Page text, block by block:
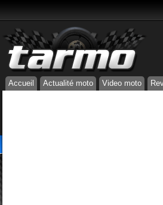
Accueil Actualité moto Video moto